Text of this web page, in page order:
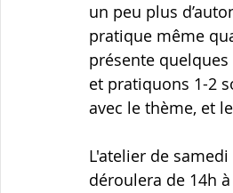
un peu plus
pratique même
présente
et pratiquons 1-2
avec le thème, et
L'atelier de
déroulera de 14h